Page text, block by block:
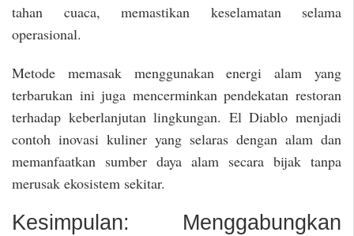
tahan cuaca, memastikan keselamatan selama
operasional.
Metode memasak menggunakan energi alam yang
terbarukan ini juga mencerminkan pendekatan restoran
terhadap keberlanjutan lingkungan. El Diablo menjadi
contoh inovasi kuliner yang selaras dengan alam dan
memanfaatkan sumber daya alam secara bijak tanpa
merusak ekosistem sekitar.
Kesimpulan: Menggabungkan